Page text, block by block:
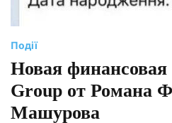
Події
Новая
Group от Романа
Машурова